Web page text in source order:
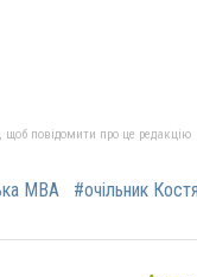
щоб повідомити про це редакцію
МВА #очільник